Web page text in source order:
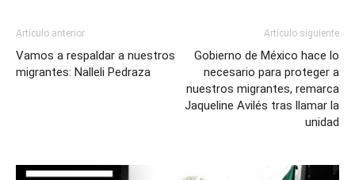
Artículo anterior
Vamos a respaldar a nuestros
migrantes: Nalleli Pedraza
Artículo siguiente
Gobierno de México hace lo
necesario para proteger a
nuestros migrantes, remarca
Jaqueline Avilés tras llamar la
unidad